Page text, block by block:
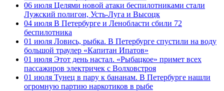
06 июля Целями новой атаки беспилотниками стали
Лужский полигон, Усть-Луга и Высоцк
04 июля В Петербурге и Ленобласти сбили 72
беспилотника
01 июля Ловись, рыбка. В Петербурге спустили на воду
большой траулер «Капитан Ипатов»
01 июля Этот день настал. «Рыбацкое» примет всех
пассажиров электричек с Волховстроя
01 июля Тунец в пару к бананам. В Петербурге нашли
огромную партию наркотиков в рыбе